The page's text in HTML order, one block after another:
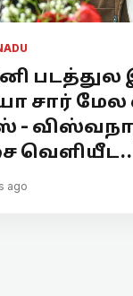
படத்துல
சார்
-
ago